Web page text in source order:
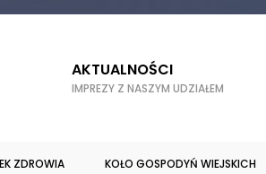
AKTUALNOŚCI
IMPREZY Z NASZYM UDZIAŁEM
ZDROWIA KOŁO GOSPODYŃ WIEJSKICH